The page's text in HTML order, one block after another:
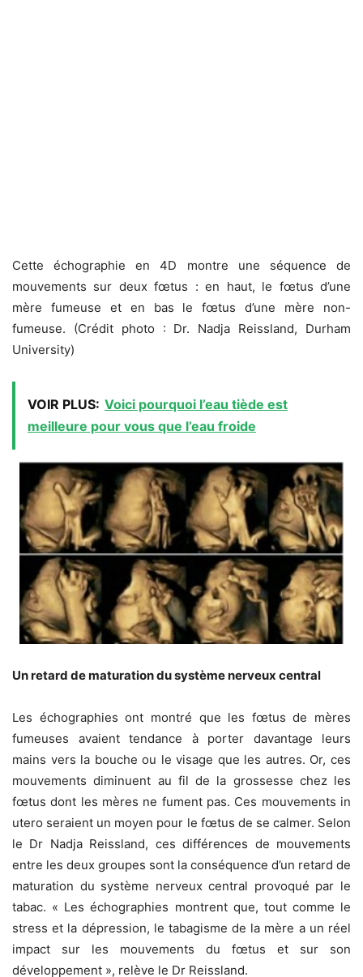
Cette échographie en 4D montre une séquence de
mouvements sur deux fœtus : en haut, le fœtus d’une
mère fumeuse et en bas le fœtus d’une mère non-
fumeuse. (Crédit photo : Dr. Nadja Reissland, Durham
University)
VOIR PLUS: Voici pourquoi l’eau tiède est
meilleure pour vous que l’eau froide
Un retard de maturation du système nerveux central
Les échographies ont montré que les fœtus de mères
fumeuses avaient tendance à porter davantage leurs
mains vers la bouche ou le visage que les autres. Or, ces
mouvements diminuent au fil de la grossesse chez les
fœtus dont les mères ne fument pas. Ces mouvements in
utero seraient un moyen pour le fœtus de se calmer. Selon
le Dr Nadja Reissland, ces différences de mouvements
entre les deux groupes sont la conséquence d’un retard de
maturation du système nerveux central provoqué par le
tabac. « Les échographies montrent que, tout comme le
stress et la dépression, le tabagisme de la mère a un réel
impact sur les mouvements du fœtus et sur son
développement », relève le Dr Reissland.